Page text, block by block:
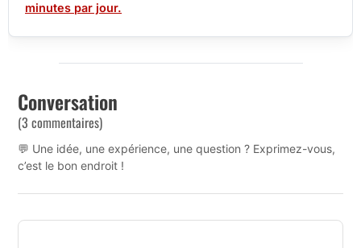
minutes par jour.
Conversation
(3 commentaires)
💬 Une idée, une expérience, une question ? Exprimez-vous,
c’est le bon endroit !